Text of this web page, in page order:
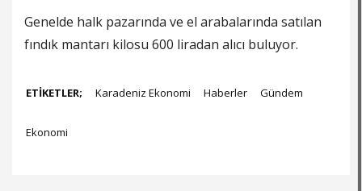
Genelde halk pazarında ve el arabalarında satılan
fındık mantarı kilosu 600 liradan alıcı buluyor.
ETİKETLER; Karadeniz Ekonomi Haberler Gündem
Ekonomi